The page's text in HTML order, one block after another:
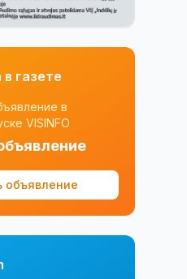
газете
в
VISINFO
объявление